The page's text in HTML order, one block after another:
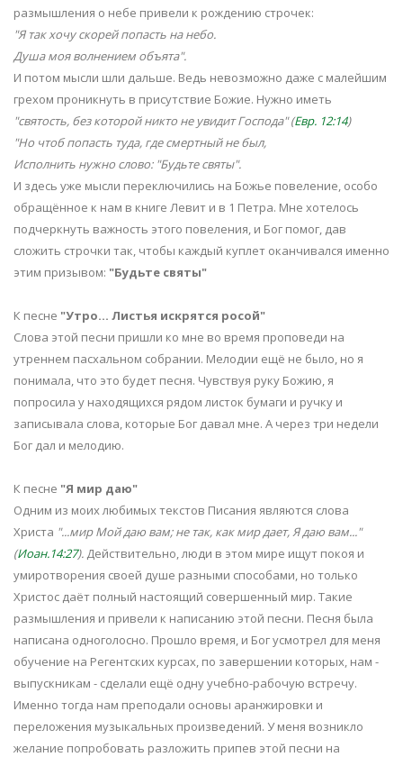
размышления о небе привели к рождению строчек:
"Я так хочу скорей попасть на небо.
Душа моя волнением объята".
И потом мысли шли дальше. Ведь невозможно даже с малейшим
грехом проникнуть в присутствие Божие. Нужно иметь
"святость, без которой никто не увидит Господа" (Евр. 12:14)
"Но чтоб попасть туда, где смертный не был,
Исполнить нужно слово: "Будьте святы".
И здесь уже мысли переключились на Божье повеление, особо
обращённое к нам в книге Левит и в 1 Петра. Мне хотелось
подчеркнуть важность этого повеления, и Бог помог, дав
сложить строчки так, чтобы каждый куплет оканчивался именно
этим призывом: "Будьте святы"
К песне "Утро... Листья искрятся росой"
Слова этой песни пришли ко мне во время проповеди на
утреннем пасхальном собрании. Мелодии ещё не было, но я
понимала, что это будет песня. Чувствуя руку Божию, я
попросила у находящихся рядом листок бумаги и ручку и
записывала слова, которые Бог давал мне. А через три недели
Бог дал и мелодию.
К песне "Я мир даю"
Одним из моих любимых текстов Писания являются слова
Христа "...мир Мой даю вам; не так, как мир дает, Я даю вам..."
(Иоан.14:27). Действительно, люди в этом мире ищут покоя и
умиротворения своей душе разными способами, но только
Христос даёт полный настоящий совершенный мир. Такие
размышления и привели к написанию этой песни. Песня была
написана одноголосно. Прошло время, и Бог усмотрел для меня
обучение на Регентских курсах, по завершении которых, нам -
выпускникам - сделали ещё одну учебно-рабочую встречу.
Именно тогда нам преподали основы аранжировки и
переложения музыкальных произведений. У меня возникло
желание попробовать разложить припев этой песни на